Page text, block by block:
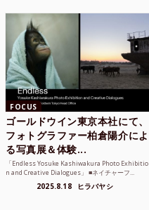
FOCUS
ゴールドウイン東京本社にて、
フォトグラファー柏倉陽介によ
る写真展＆体験...
「Endless Yosuke Kashiwakura Photo Exhibitio
n and Creative Dialogues」 ■ネイチャーフ...
2025.8.18 ヒラバヤシ